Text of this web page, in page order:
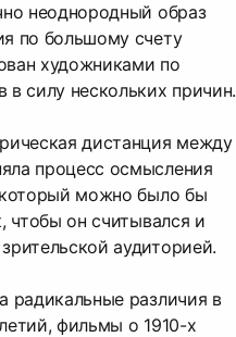
неоднородный образ
по большому счету
художниками по
силу нескольких причин.
дистанция между
процесс осмысления
который можно было бы
чтобы он считывался и
аудиторией.
радикальные различия в
фильмы о 1910-х